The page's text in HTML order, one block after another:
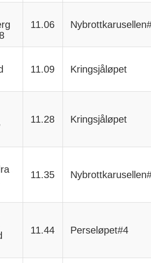
11.06
11.09 Kringsjåløpet
11.28 Kringsjåløpet
11.35
11.44 Perseløpet#4